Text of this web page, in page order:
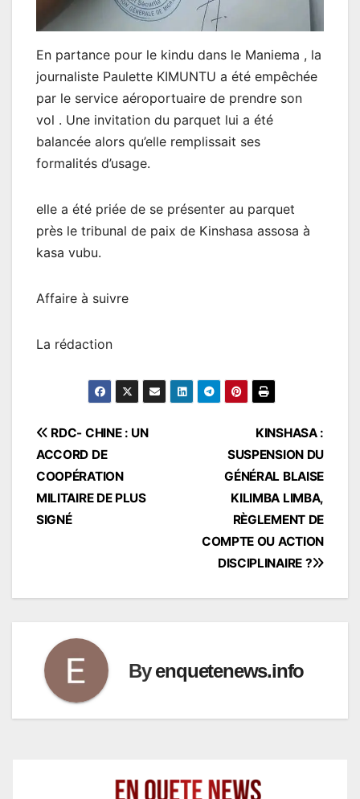
En partance pour le kindu dans le Maniema , la
journaliste Paulette KIMUNTU a été empêchée
par le service aéroportuaire de prendre son
vol . Une invitation du parquet lui a été
balancée alors qu’elle remplissait ses
formalités d’usage.
elle a été priée de se présenter au parquet
près le tribunal de paix de Kinshasa assosa à
kasa vubu.
Affaire à suivre
La rédaction
Navigation
de
l’article
KINSHASA :
SUSPENSION DU
GÉNÉRAL BLAISE
KILIMBA LIMBA,
RÈGLEMENT DE
COMPTE OU ACTION
DISCIPLINAIRE ?
RDC- CHINE : UN
ACCORD DE
COOPÉRATION
MILITAIRE DE PLUS
SIGNÉ
Byenquetenews.info